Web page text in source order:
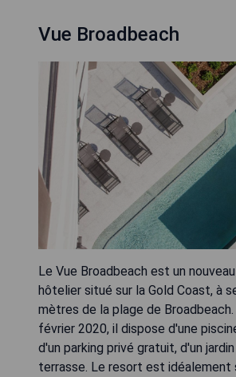
Vue Broadbeach
Le Vue Broadbeach est un
hôtelier situé sur la Gold Coast, à
mètres de la plage de
février 2020, il dispose d'une
d'un parking privé gratuit, d'un
terrasse. Le resort est idéalement